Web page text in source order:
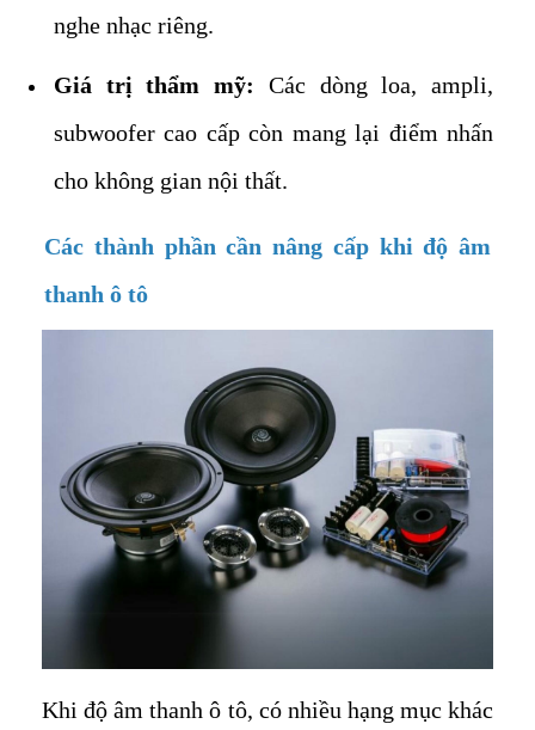
nghe nhạc riêng.
Giá trị thẩm mỹ: Các dòng loa, ampli,
subwoofer cao cấp còn mang lại điểm nhấn
cho không gian nội thất.
Các thành phần cần nâng cấp khi độ âm
thanh ô tô
Khi độ âm thanh ô tô, có nhiều hạng mục khác